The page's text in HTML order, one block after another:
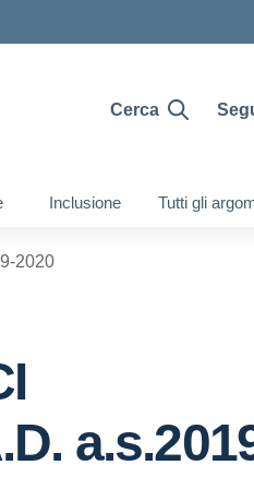
Cerca
Inclusione Tutti gli
2020